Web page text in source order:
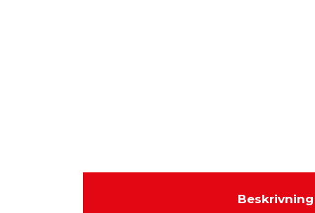
Beskrivning